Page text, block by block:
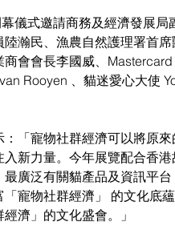
儀式邀請商務及經濟發展
瀚民、漁農自然護理署首
會會長李國威、
Rooyen 、貓迷愛心大使
「寵物社群經濟可以將原
新力量。今年展覽配合香
廣泛有關貓產品及資訊平
寵物社群經濟」 的文化底
濟」的文化盛會。」